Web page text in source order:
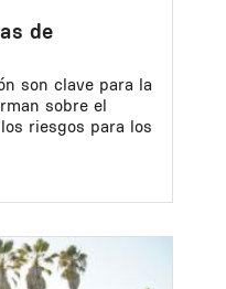
de
son clave para la
sobre el
riesgos para los